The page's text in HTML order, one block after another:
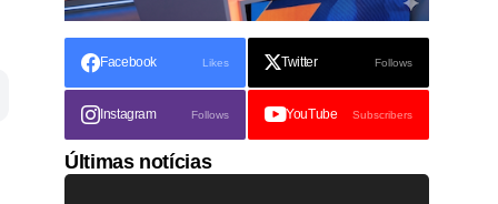
Facebook Likes Twitter Follows
Instagram Follows YouTube Subscribers
Últimas notícias